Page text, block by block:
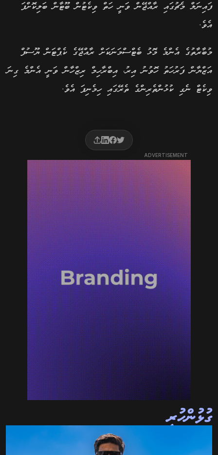
ފައިނަލް މެޗުގައި ރާއްޖޭން ވަނީ ހަތް ވިކެޓުން ބޫޓާން ބަލިކޮށްފަ
އެވެ.
މުބާރާތުގެ އެންމެ މޮޅު ބެޓްސްމަނަކަށް ރާއްޖޭގެ ކެޕްޓަން ޔޫސުފް
އަޒްޔާން ފަރުހަތު ހޮވުނު އިރު، އިބްރާހިމް ރިޒްހާން ވަނީ އެންމެ ގިނަ
ވިކެޓް ނެގި ކުޅުންތެރިންގެ ތެރޭގައި ހިމެނިފަ އެވެ.
ADVERTISEMENT
ގުޅުންހުރި